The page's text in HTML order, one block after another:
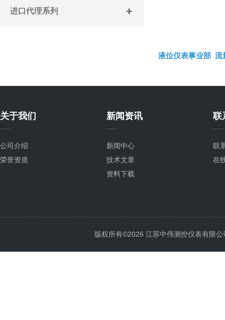
进口代理系列
液位仪表事业部 流
关于我们
公司介绍
荣誉资质
新闻资讯
新闻中心
技术文章
资料下载
联
联
在
版权所有©2026 江苏中伟测控仪表有限